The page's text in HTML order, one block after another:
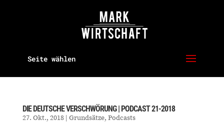
Seite wählen
DIE DEUTSCHE VERSCHWÖRUNG | PODCAST 21-2018
27. Okt., 2018| Grundsätze, Podcasts